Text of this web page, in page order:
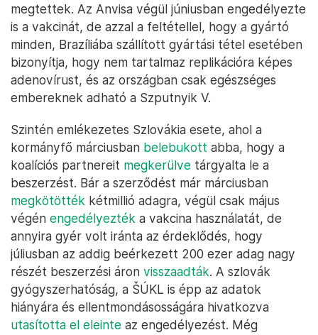
megtettek. Az Anvisa végül júniusban engedélyezte
is a vakcinát, de azzal a feltétellel, hogy a gyártó
minden, Brazíliába szállított gyártási tétel esetében
bizonyítja, hogy nem tartalmaz replikációra képes
adenovírust, és az országban csak egészséges
embereknek adható a Szputnyik V.
Szintén emlékezetes Szlovákia esete, ahol a
kormányfő márciusban belebukott abba, hogy a
koalíciós partnereit megkerülve tárgyalta le a
beszerzést. Bár a szerződést már márciusban
megkötötték kétmillió adagra, végül csak május
végén engedélyezték a vakcina használatát, de
annyira gyér volt iránta az érdeklődés, hogy
júliusban az addig beérkezett 200 ezer adag nagy
részét beszerzési áron visszaadták. A szlovák
gyógyszerhatóság, a ŠÚKL is épp az adatok
hiányára és ellentmondásosságára hivatkozva
utasította el eleinte az engedélyezést. Még